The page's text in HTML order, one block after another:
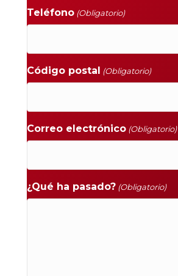
Teléfono (Obligatorio)
Código postal (Obligatorio)
Correo electrónico (Obligatorio)
¿Qué ha pasado? (Obligatorio)